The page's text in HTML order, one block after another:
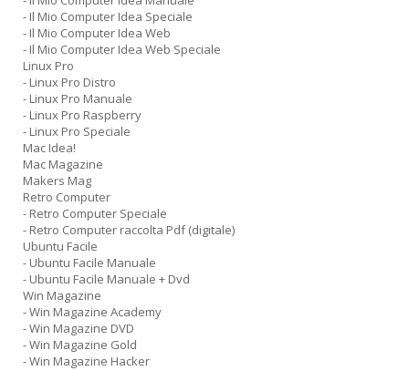
- Il Mio Computer Idea Speciale
- Il Mio Computer Idea Web
- Il Mio Computer Idea Web Speciale
Linux Pro
- Linux Pro Distro
- Linux Pro Manuale
- Linux Pro Raspberry
- Linux Pro Speciale
Mac Idea!
Mac Magazine
Makers Mag
Retro Computer
- Retro Computer Speciale
- Retro Computer raccolta Pdf (digitale)
Ubuntu Facile
- Ubuntu Facile Manuale
- Ubuntu Facile Manuale + Dvd
Win Magazine
- Win Magazine Academy
- Win Magazine DVD
- Win Magazine Gold
- Win Magazine Hacker